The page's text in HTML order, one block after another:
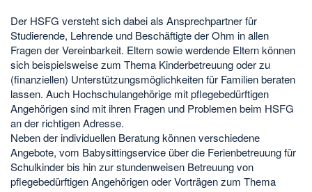
Der HSFG versteht sich dabei als Ansprechpartner für
Studierende, Lehrende und Beschäftigte der Ohm in allen
Fragen der Vereinbarkeit. Eltern sowie werdende Eltern können
sich beispielsweise zum Thema Kinderbetreuung oder zu
(finanziellen) Unterstützungsmöglichkeiten für Familien beraten
lassen. Auch Hochschulangehörige mit pflegebedürftigen
Angehörigen sind mit ihren Fragen und Problemen beim HSFG
an der richtigen Adresse.
Neben der individuellen Beratung können verschiedene
Angebote, vom Babysittingservice über die Ferienbetreuung für
Schulkinder bis hin zur stundenweisen Betreuung von
pflegebedürftigen Angehörigen oder Vorträgen zum Thema